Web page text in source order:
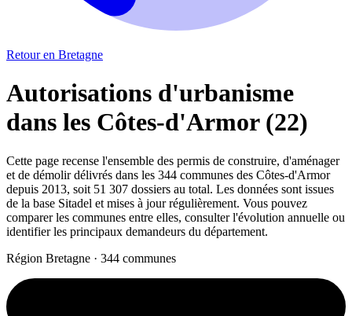
Retour en Bretagne
Autorisations d'urbanisme
dans les Côtes-d'Armor (22)
Cette page recense l'ensemble des permis de construire, d'aménager
et de démolir délivrés dans les 344 communes des Côtes-d'Armor
depuis 2013, soit 51 307 dossiers au total. Les données sont issues
de la base Sitadel et mises à jour régulièrement. Vous pouvez
comparer les communes entre elles, consulter l'évolution annuelle ou
identifier les principaux demandeurs du département.
Région Bretagne · 344 communes